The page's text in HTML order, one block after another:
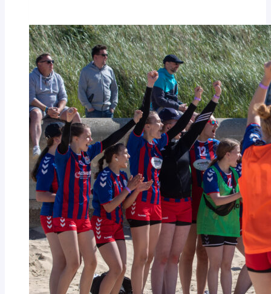
Beach-
Lehrgang
der
weiblichen
U17
nominiert